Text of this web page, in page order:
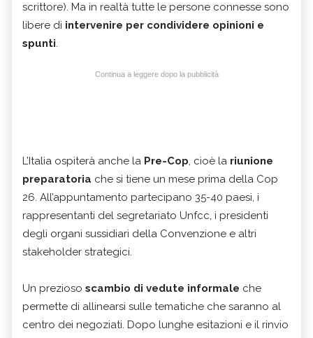
scrittore). Ma in realtà tutte le persone connesse sono
libere di intervenire per condividere opinioni e
spunti.
Continua a leggere dopo la pubblicità
L’Italia ospiterà anche la Pre-Cop, cioè la riunione
preparatoria che si tiene un mese prima della Cop
26. All’appuntamento partecipano 35-40 paesi, i
rappresentanti del segretariato Unfcc, i presidenti
degli organi sussidiari della Convenzione e altri
stakeholder strategici.
Un prezioso scambio di vedute informale che
permette di allinearsi sulle tematiche che saranno al
centro dei negoziati. Dopo lunghe esitazioni e il rinvio